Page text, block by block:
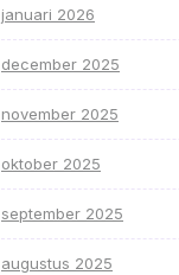
januari 2026
december 2025
november 2025
oktober 2025
september 2025
augustus 2025